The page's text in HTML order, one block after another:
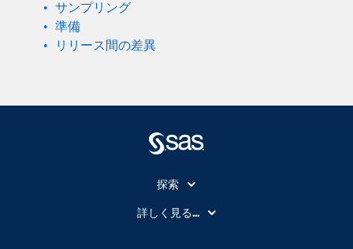
サンプリング
準備
リリース間の差異
探索
My SAS
詳しく見る...